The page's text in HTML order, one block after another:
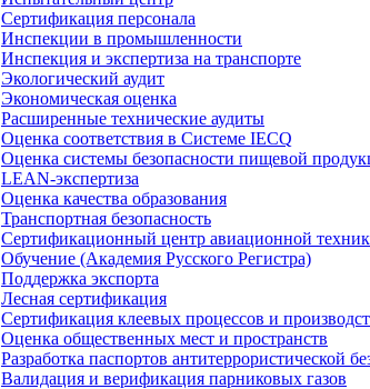
Сертификация персонала
Инспекции в промышленности
Инспекция и экспертиза на транспорте
Экологический аудит
Экономическая оценка
Расширенные технические аудиты
Оценка соответствия в Системе IECQ
Оценка системы безопасности пищевой
LEAN-экспертиза
Оценка качества образования
Транспортная безопасность
Сертификационный центр авиационной
Обучение (Академия Русского Регистра)
Поддержка экспорта
Лесная сертификация
Сертификация клеевых процессов и
Оценка общественных мест и пространств
Разработка паспортов антитеррористической
Валидация и верификация парниковых газов